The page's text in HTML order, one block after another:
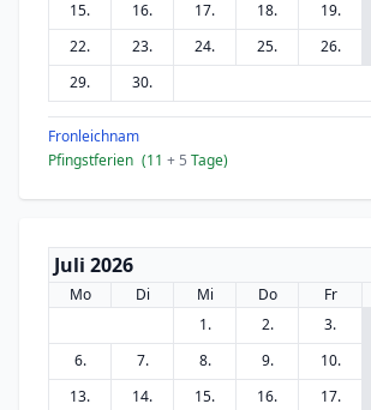
15. 16. 17. 18. 19.
22.
23. 24. 25. 26.
29.
30.
Fronleichnam
Pfingstferien (11 + 5 Tage)
Juli 2026
Mo Di Mi Do Fr
1.
2. 3.
6.
7. 8. 9. 10.
13.
14. 15. 16. 17.